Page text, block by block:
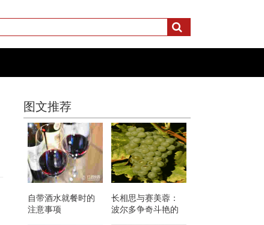
图文推荐
自带酒水就餐时的
注意事项
长相思与赛美蓉：
波尔多争奇斗艳的